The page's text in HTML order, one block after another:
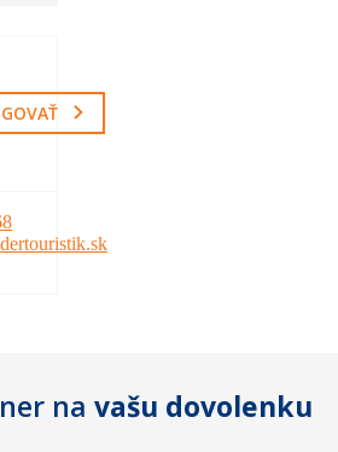
na vašu dovolenku